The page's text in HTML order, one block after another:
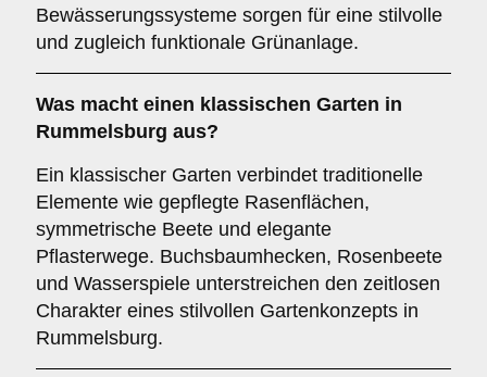
Bewässerungssysteme sorgen für eine stilvolle
und zugleich funktionale Grünanlage.
Was macht einen klassischen Garten in
Rummelsburg aus?
Ein klassischer Garten verbindet traditionelle
Elemente wie gepflegte Rasenflächen,
symmetrische Beete und elegante
Pflasterwege. Buchsbaumhecken, Rosenbeete
und Wasserspiele unterstreichen den zeitlosen
Charakter eines stilvollen Gartenkonzepts in
Rummelsburg.